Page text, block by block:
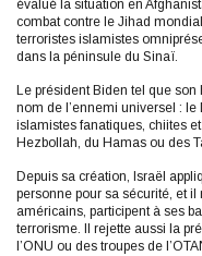
évalué la situation en
combat contre le Jihad
terroristes islamistes
dans la péninsule du Sinaï.
Le président Biden tel que
nom de l’ennemi universel :
islamistes fanatiques, chiites
Hezbollah, du Hamas ou des
Depuis sa création, Israël
personne pour sa sécurité, et
américains, participent à ses
terrorisme. Il rejette aussi la
l’ONU ou des troupes de